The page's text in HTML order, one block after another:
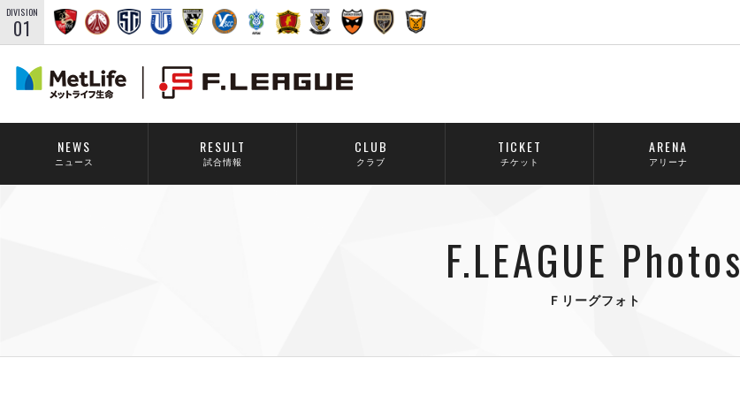
DIVISION
01
NEWS
ニュース
RESULT
試合情報
CLUB
クラブ
TICKET
チケット
ARENA
アリーナ
F.LEAGUE Photos
Ｆリーグフォト